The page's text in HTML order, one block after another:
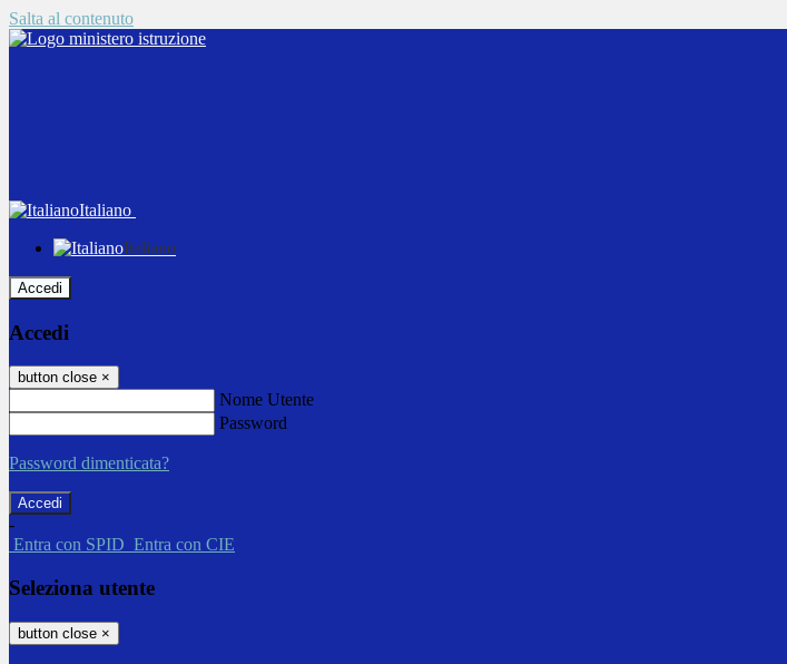
Salta al contenuto
Italiano
Italiano
Accedi
Accedi
button close ×
Nome Utente
Password
Password dimenticata?
-
Entra con SPID Entra con CIE
Seleziona utente
button close ×